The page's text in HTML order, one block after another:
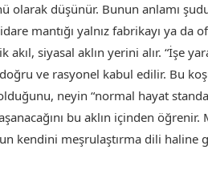
olarak düşünür. Bunun anlamı
mantığı yalnız fabrikayı ya da
siyasal aklın yerini alır. “İşe
ve rasyonel kabul edilir. Bu
neyin “normal hayat
bu aklın içinden
kendini meşrulaştırma dili haline